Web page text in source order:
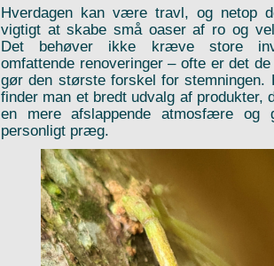
Hverdagen kan være travl, og netop
vigtigt at skabe små oaser af ro og
Det behøver ikke kræve store
omfattende renoveringer – ofte er det
gør den største forskel for stemningen.
finder man et bredt udvalg af produkter,
en mere afslappende atmosfære og
personligt præg.